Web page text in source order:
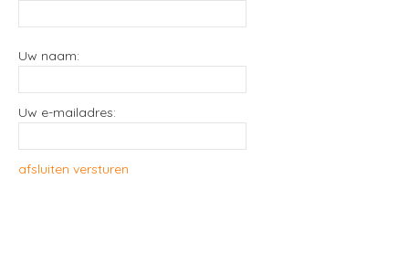
Uw naam:
Uw e-mailadres:
afsluiten versturen